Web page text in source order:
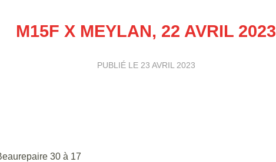
M15F X MEYLAN, 22 AVRIL 2023
PUBLIÉ LE 23 AVRIL 2023
30 à 17